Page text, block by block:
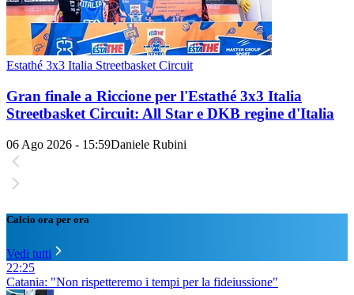
Estathé 3x3 Italia Streetbasket Circuit
Gran finale a Riccione per l'Estathé 3x3 Italia
Streetbasket Circuit: All Star e DKB regine d'Italia
06 Ago 2026 - 15:59Daniele Rubini
Calcio ora per ora
Vedi tutti
22:25
Catania: "Non rispetteremo i tempi per la fideiussione"